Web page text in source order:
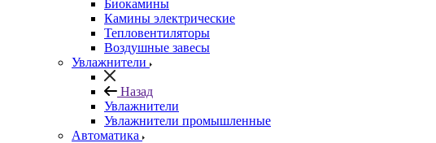
Биокамины
Камины электрические
Тепловентиляторы
Воздушные завесы
Увлажнители
Назад
Увлажнители
Увлажнители промышленные
Автоматика